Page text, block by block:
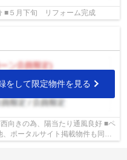
■５月下旬 リフォーム完成
をして限定物件を見る
向きの為、陽当たり通風良好 ■ペ
ポータルサイト掲載物件も同時